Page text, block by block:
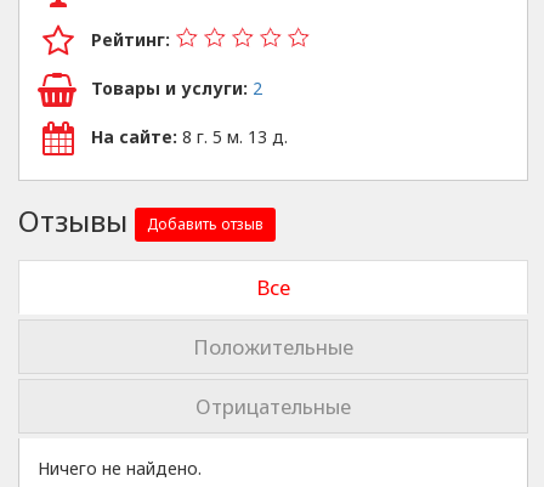
Рейтинг:
Товары и услуги: 2
На сайте: 8 г. 5 м. 13 д.
Отзывы Добавить отзыв
Все
Положительные
Отрицательные
Ничего не найдено.